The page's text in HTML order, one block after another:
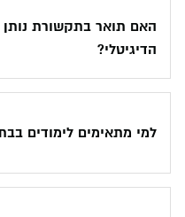
האם תואר בתקשורת נותן
הדיגיטלי?
למי מתאימים לימודים